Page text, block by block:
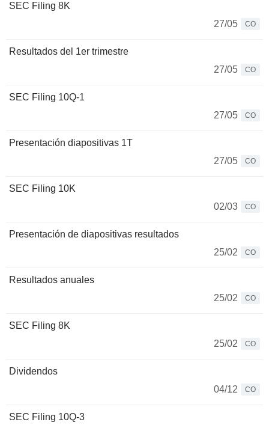
SEC Filing 8K
27/05
CO
Resultados del 1er trimestre
27/05
CO
SEC Filing 10Q-1
27/05
CO
Presentación diapositivas 1T
27/05
CO
SEC Filing 10K
02/03
CO
Presentación de diapositivas resultados
25/02
CO
Resultados anuales
25/02
CO
SEC Filing 8K
25/02
CO
Dividendos
04/12
CO
SEC Filing 10Q-3